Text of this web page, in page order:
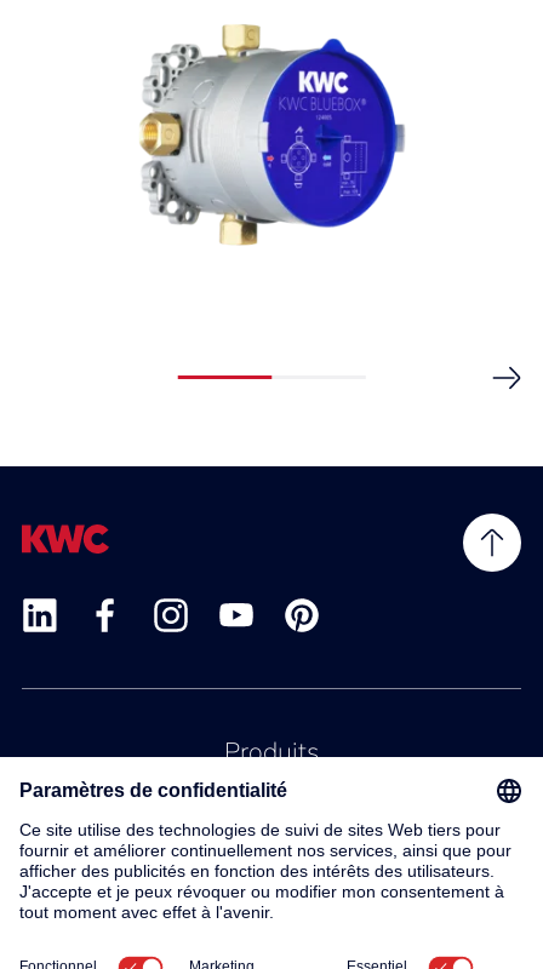
Produits
Service
Contact
À propos de nous